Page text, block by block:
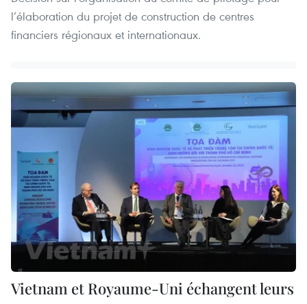
l’élaboration du projet de construction de centres
financiers régionaux et internationaux.
Vietnam et Royaume-Uni échangent leurs